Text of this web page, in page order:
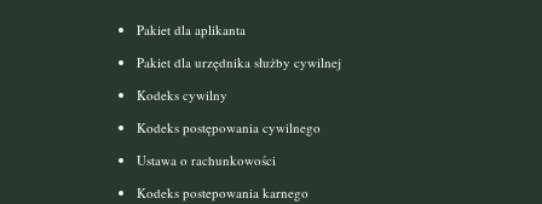
Pakiet dla aplikanta
Pakiet dla urzędnika służby cywilnej
Kodeks cywilny
Kodeks postępowania cywilnego
Ustawa o rachunkowości
Kodeks postepowania karnego